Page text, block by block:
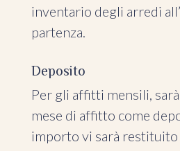
inventario degli arredi
partenza.
Deposito
Per gli affitti mensili,
mese di affitto come
importo vi sarà